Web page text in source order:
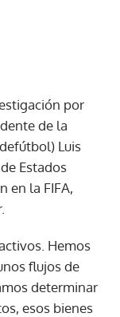
por
de la
Luis
Estados
en la FIFA,
Hemos
flujos de
determinar
esos bienes